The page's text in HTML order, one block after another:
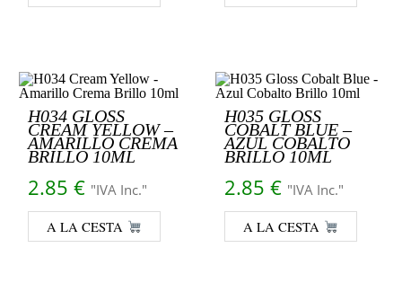
H034 GLOSS
CREAM YELLOW –
AMARILLO CREMA
BRILLO 10ML
2.85 € "IVA Inc."
A LA CESTA
H035 GLOSS
COBALT BLUE –
AZUL COBALTO
BRILLO 10ML
2.85 € "IVA Inc."
A LA CESTA